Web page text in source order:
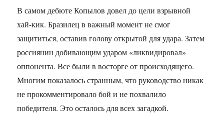
В самом дебюте Копылов довел до цели взрывной
хай-кик. Бразилец в важный момент не смог
защититься, оставив голову открытой для удара. Затем
россиянин добивающим ударом «ликвидировал»
оппонента. Все были в восторге от происходящего.
Многим показалось странным, что руководство никак
не прокомментировало бой и не похвалило
победителя. Это осталось для всех загадкой.